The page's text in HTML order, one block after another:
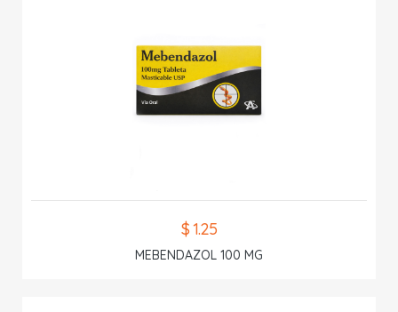
$ 1.25
MEBENDAZOL 100 MG